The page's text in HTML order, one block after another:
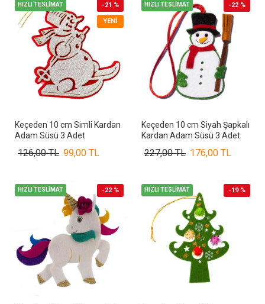
HIZLI TESLİMAT
YENI
-21 %
Keçeden 10 cm Simli Kardan
Adam Süsü 3 Adet
99,00 TL
126,00 TL
HIZLI TESLİMAT -22 %
Keçeden 10 cm Siyah Şapkalı
Kardan Adam Süsü 3 Adet
176,00 TL
227,00 TL
HIZLI TESLİMAT -22 % HIZLI TESLİMAT -19 %